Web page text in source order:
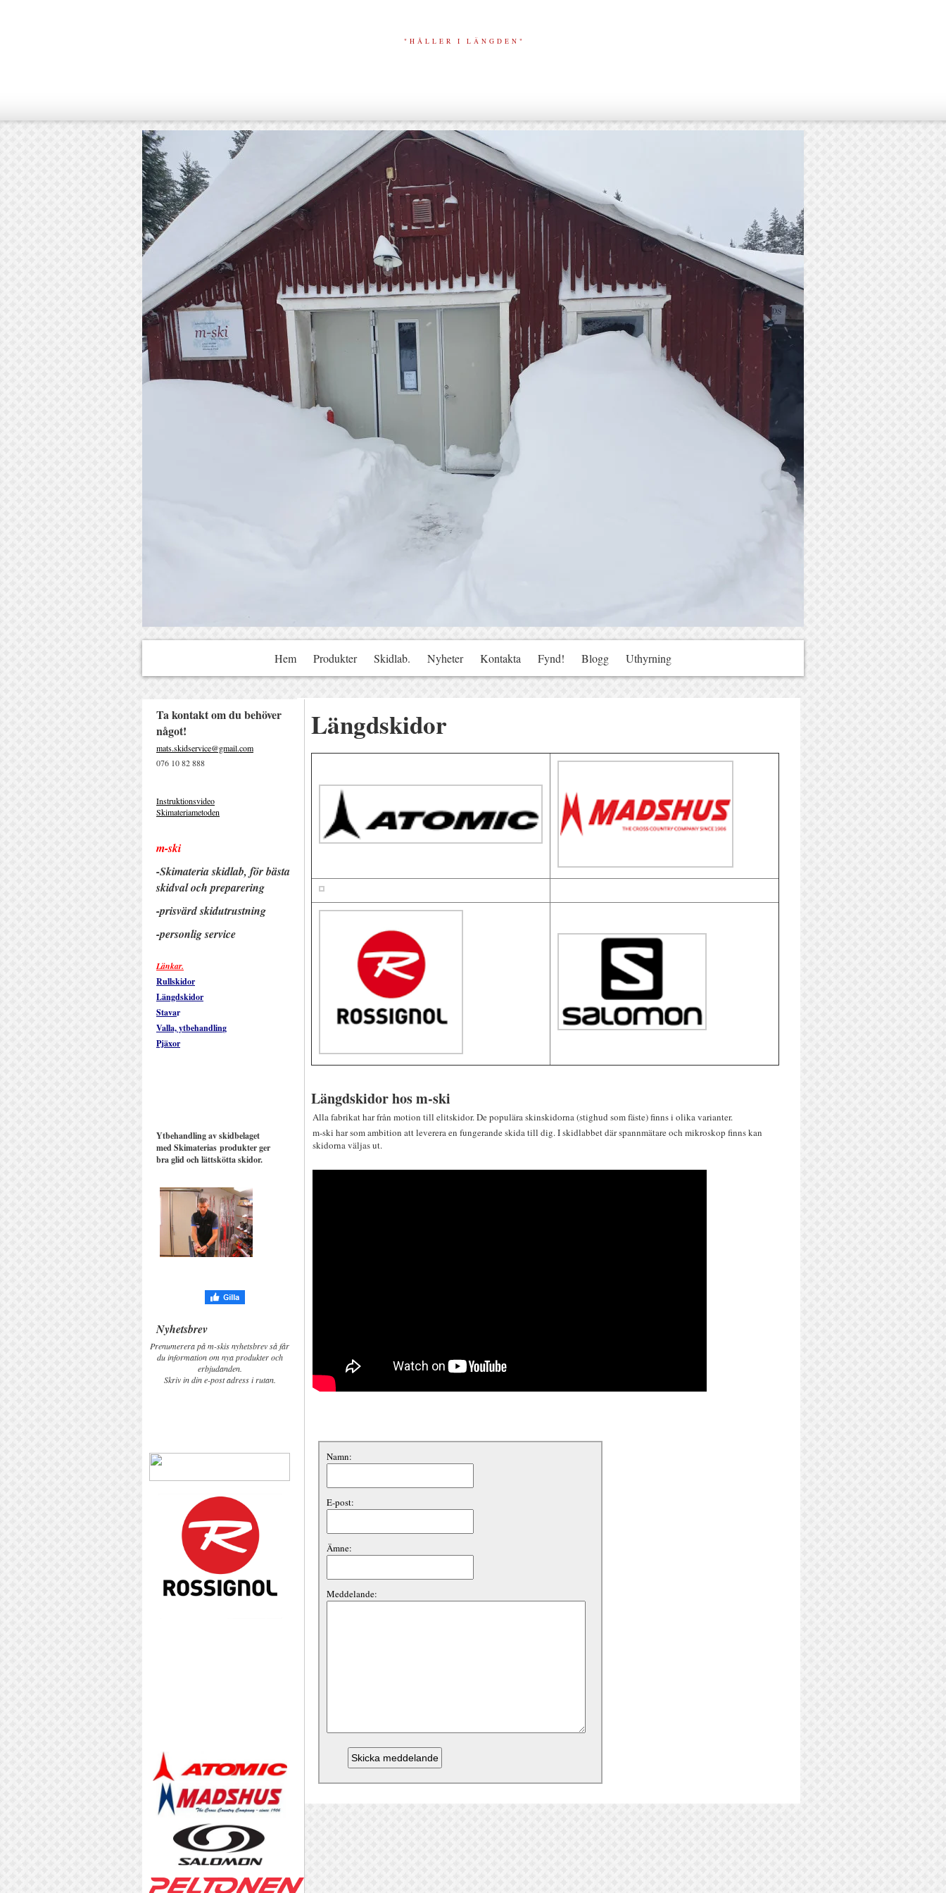
"HÅLLER I LÄNGDEN"
Hem Produkter Skidlab. Nyheter Kontakta Fynd! Blogg Uthyrning
Ta kontakt om du behöver
något!
mats.skidservice@gmail.com
076 10 82 888
Instruktionsvideo
Skimateriametoden
m-ski
-Skimateria skidlab, för bästa
skidval och preparering
-prisvärd skidutrustning
-personlig service
Länkar.
Rullskidor
Längdskidor
Stavar
Valla, ytbehandling
Pjäxor
Ytbehandling av skidbelaget
med Skimaterias produkter ger
bra glid och lättskötta skidor.
Nyhetsbrev
Prenumerera på m-skis nyhetsbrev så får
du information om nya produkter och
erbjudanden.
Skriv in din e-post adress i rutan.
Längdskidor
Längdskidor hos m-ski
Alla fabrikat har från motion till elitskidor. De populära skinskidorna (stighud som fäste) finns i olika varianter.
m-ski har som ambition att leverera en fungerande skida till dig. I skidlabbet där spannmätare och mikroskop finns kan
skidorna väljas ut.
Namn:
E-post:
Ämne:
Meddelande: